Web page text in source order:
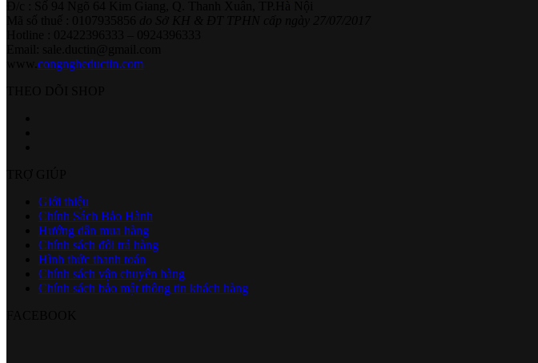
congngheductin.com
Giới thiệu
Chính Sách Bảo Hành
Hướng dẫn mua hàng
Chính sách đổi trả hàng
Hình thức thanh toán
Chính sách vận chuyển hàng
Chính sách bảo mật thông tin khách hàng